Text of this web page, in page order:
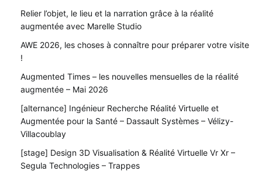
Relier l’objet, le lieu et la narration grâce à la réalité
augmentée avec Marelle Studio
AWE 2026, les choses à connaître pour préparer votre visite
!
Augmented Times – les nouvelles mensuelles de la réalité
augmentée – Mai 2026
[alternance] Ingénieur Recherche Réalité Virtuelle et
Augmentée pour la Santé – Dassault Systèmes – Vélizy-
Villacoublay
[stage] Design 3D Visualisation & Réalité Virtuelle Vr Xr –
Segula Technologies – Trappes